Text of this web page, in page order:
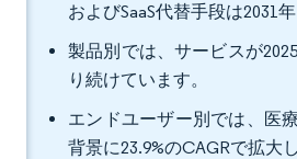
およびSaaS代替手段は2031
製品別では、サービスが
り続けています。
エンドユーザー別では、医
背景に23.9%のCAGRで拡大